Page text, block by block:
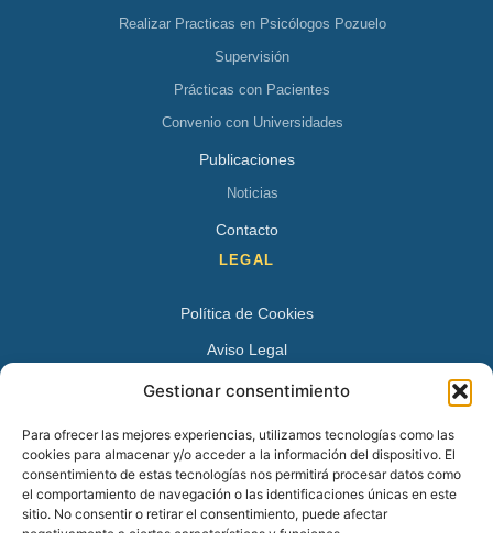
Gestionar consentimiento
Para ofrecer las mejores experiencias, utilizamos tecnologías como las
cookies para almacenar y/o acceder a la información del dispositivo. El
consentimiento de estas tecnologías nos permitirá procesar datos como
el comportamiento de navegación o las identificaciones únicas en este
sitio. No consentir o retirar el consentimiento, puede afectar
Realizar Practicas en Psicólogos Pozuelo
Supervisión
Prácticas con Pacientes
Convenio con Universidades
Publicaciones
Noticias
Contacto
LEGAL
Política de Cookies
Aviso Legal
Política de Privacidad
Avenida Juan XXIII 15 B 28224 – Pozuelo de Alarcón,
Madrid